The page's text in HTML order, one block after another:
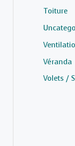
Toiture
Véranda
Volets /